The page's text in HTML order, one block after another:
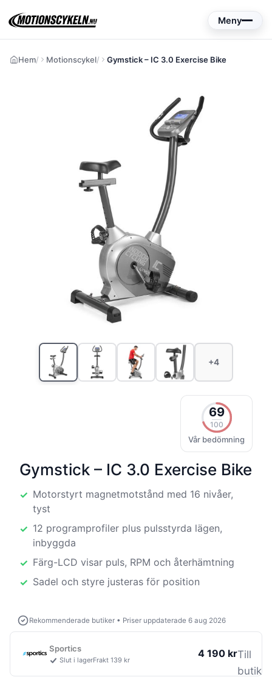
Meny
Hem Motionscykel Gymstick – IC 3.0 Exercise Bike
+4
69
100
Vår bedömning
Gymstick – IC 3.0 Exercise Bike
Motorstyrt magnetmotstånd med 16 nivåer,
tyst
12 programprofiler plus pulsstyrda lägen,
inbyggda
Färg-LCD visar puls, RPM och återhämtning
Sadel och styre justeras för position
Rekommenderade butiker • Priser uppdaterade 6 aug 2026
Sportics
Slut i lagerFrakt 139 kr
4 190 krTill
butik